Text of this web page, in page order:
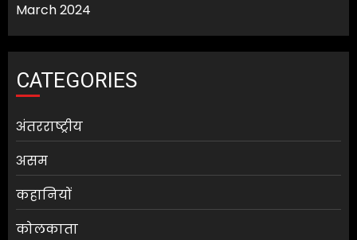
March 2024
CATEGORIES
अंतरराष्ट्रीय
असम
कहानियों
कोलकाता